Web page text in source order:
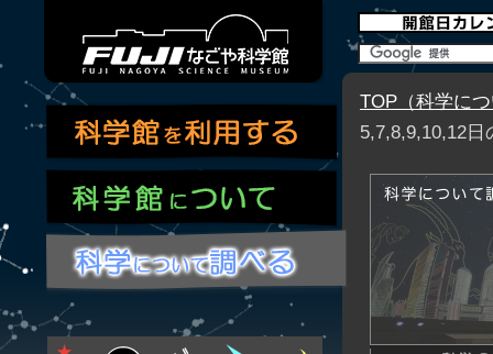
TOP（科学に
5,7,8,9,10,12